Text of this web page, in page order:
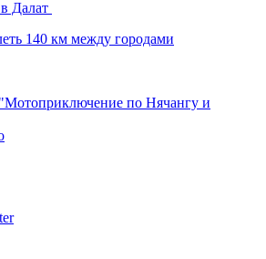
Далат
140 км между городами